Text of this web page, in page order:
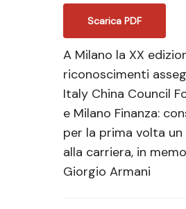
Scarica PDF
A Milano la XX
riconoscimenti
Italy China Council
e Milano Finanza:
per la prima volta
alla carriera, in
Giorgio Armani